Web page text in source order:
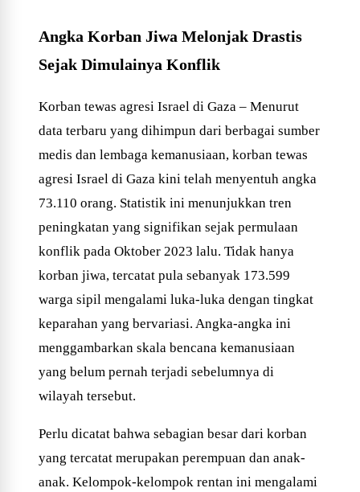
Angka Korban Jiwa Melonjak Drastis
Sejak Dimulainya Konflik
Korban tewas agresi Israel di Gaza – Menurut
data terbaru yang dihimpun dari berbagai sumber
medis dan lembaga kemanusiaan, korban tewas
agresi Israel di Gaza kini telah menyentuh angka
73.110 orang. Statistik ini menunjukkan tren
peningkatan yang signifikan sejak permulaan
konflik pada Oktober 2023 lalu. Tidak hanya
korban jiwa, tercatat pula sebanyak 173.599
warga sipil mengalami luka-luka dengan tingkat
keparahan yang bervariasi. Angka-angka ini
menggambarkan skala bencana kemanusiaan
yang belum pernah terjadi sebelumnya di
wilayah tersebut.
Perlu dicatat bahwa sebagian besar dari korban
yang tercatat merupakan perempuan dan anak-
anak. Kelompok-kelompok rentan ini mengalami